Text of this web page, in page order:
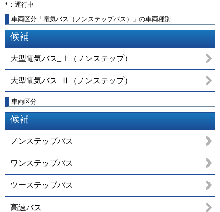
*：運行中
車両区分「電気バス（ノンステップバス）」の車両種別
候補
大型電気バス_Ⅰ（ノンステップ）
大型電気バス_Ⅱ（ノンステップ）
車両区分
候補
ノンステップバス
ワンステップバス
ツーステップバス
高速バス